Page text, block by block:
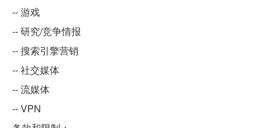
-- 游戏
-- 研究/竞争情报
-- 搜索引擎营销
-- 社交媒体
-- 流媒体
-- VPN